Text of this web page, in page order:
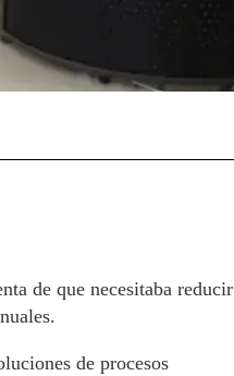
de que necesitaba reducir
de procesos